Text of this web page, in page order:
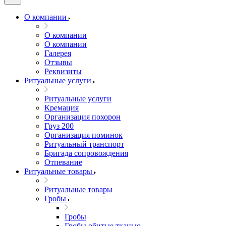
О компании
О компании
О компании
Галерея
Отзывы
Реквизиты
Ритуальные услуги
Ритуальные услуги
Кремация
Организация похорон
Груз 200
Организация поминок
Ритуальный транспорт
Бригада сопровождения
Отпевание
Ритуальные товары
Ритуальные товары
Гробы
Гробы